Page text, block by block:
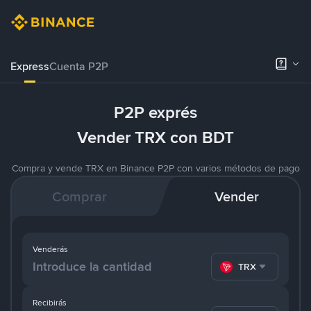
ExpressCuenta P2P
P2P exprés
Vender TRX con BDT
Compra y vende TRX en Binance P2P con varios métodos de pago
Comprar Vender
Recibirás
Venderás
TRX